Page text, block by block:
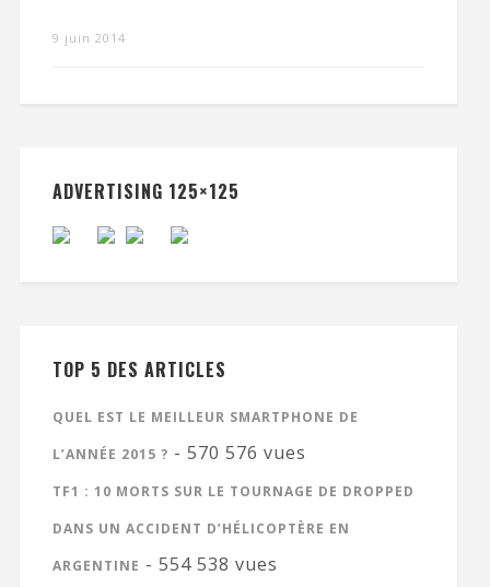
9 juin 2014
ADVERTISING 125×125
TOP 5 DES ARTICLES
QUEL EST LE MEILLEUR SMARTPHONE DE
L’ANNÉE 2015 ? - 570 576 vues
TF1 : 10 MORTS SUR LE TOURNAGE DE DROPPED
DANS UN ACCIDENT D’HÉLICOPTÈRE EN
ARGENTINE - 554 538 vues